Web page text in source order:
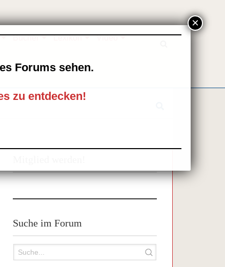
Bücher Lexikon
Video
Suche im Forum
Forums sehen.
zu entdecken!